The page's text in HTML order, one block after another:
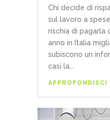
Chi decide di
sul lavoro a
rischia di pagarla
anno in Italia
subiscono un
casi la...
APPROFONDISCI